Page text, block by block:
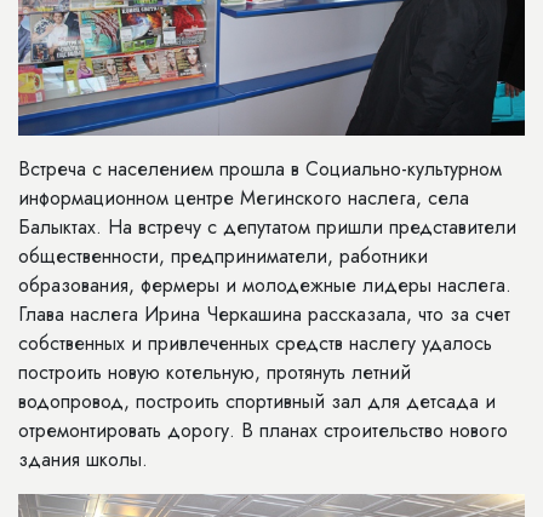
Встреча с населением прошла в Социально-культурном
информационном центре Мегинского наслега, села
Балыктах. На встречу с депутатом пришли представители
общественности, предприниматели, работники
образования, фермеры и молодежные лидеры наслега.
Глава наслега Ирина Черкашина рассказала, что за счет
собственных и привлеченных средств наслегу удалось
построить новую котельную, протянуть летний
водопровод, построить спортивный зал для детсада и
отремонтировать дорогу. В планах строительство нового
здания школы.